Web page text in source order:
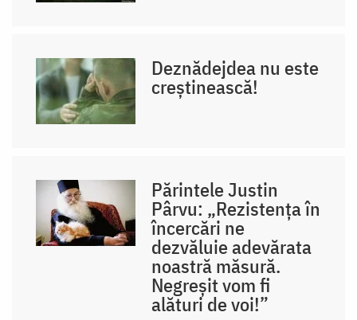
Deznădejdea nu este
creștinească!
Părintele Justin
Pârvu: „Rezistența în
încercări ne
dezvăluie adevărata
noastră măsură.
Negreșit vom fi
alături de voi!”